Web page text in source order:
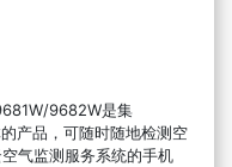
9682W是集
产品，可随时随地检测空
气监测服务系统的手机